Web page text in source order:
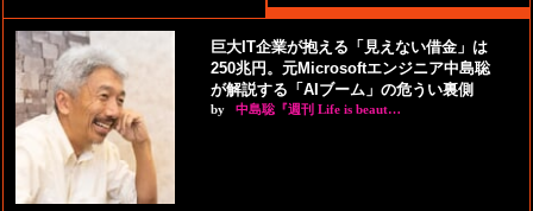
巨大IT企業が抱える「見えない借金」は
250兆円。元Microsoftエンジニア中島聡
が解説する「AIブーム」の危うい裏側
by 中島聡『週刊 Life is beaut…